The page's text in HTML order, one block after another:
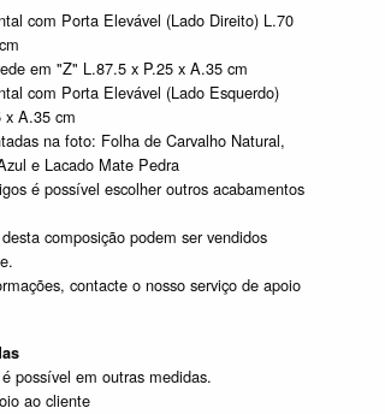
com Porta Elevável (Lado Direito) L.70
em "Z" L.87.5 x P.25 x A.35 cm
com Porta Elevável (Lado Esquerdo)
x A.35 cm
na foto: Folha de Carvalho Natural,
e Lacado Mate Pedra
é possível escolher outros acabamentos
composição podem ser vendidos
contacte o nosso serviço de apoio
possível em outras medidas.
ao cliente